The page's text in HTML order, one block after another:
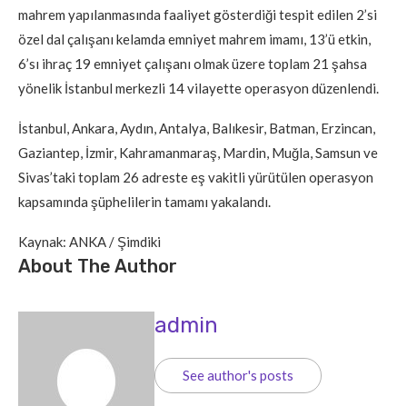
mahrem yapılanmasında faaliyet gösterdiği tespit edilen 2’si
özel dal çalışanı kelamda emniyet mahrem imamı, 13’ü etkin,
6’sı ihraç 19 emniyet çalışanı olmak üzere toplam 21 şahsa
yönelik İstanbul merkezli 14 vilayette operasyon düzenlendi.
İstanbul, Ankara, Aydın, Antalya, Balıkesir, Batman, Erzincan,
Gaziantep, İzmir, Kahramanmaraş, Mardin, Muğla, Samsun ve
Sivas’taki toplam 26 adreste eş vakitli yürütülen operasyon
kapsamında şüphelilerin tamamı yakalandı.
Kaynak: ANKA / Şimdiki
About The Author
admin
See author's posts